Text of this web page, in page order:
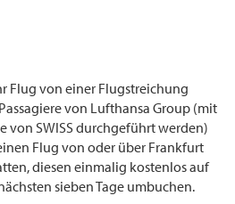
Flug von einer Flugstreichung
von Lufthansa Group (mit
von SWISS durchgeführt werden)
Flug von oder über Frankfurt
diesen einmalig kostenlos auf
sieben Tage umbuchen.